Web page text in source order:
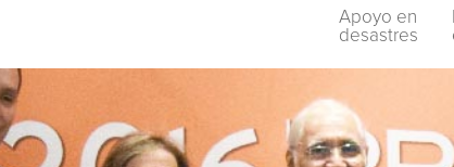
Apoyo en
desastres